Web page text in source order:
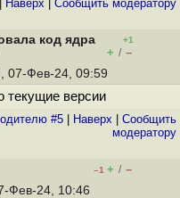
Наверх Cообщить модератору
код ядра
+1
+ / –
07-Фев-24, 09:59
текущие версии
#5 Наверх
Cообщить
модератору
–1 + / –
Фев-24, 10:46